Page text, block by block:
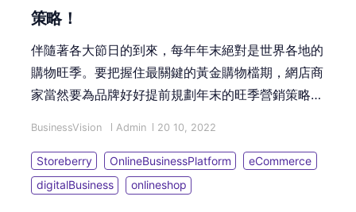
策略！
伴隨著各大節日的到來，每年年末絕對是世界各地的
購物旺季。要把握住最關鍵的黃金購物檔期，網店商
家當然要為品牌好好提前規劃年末的旺季營銷策略！
的策劃懶人包，助您秒懂網店最有效的節日營銷技
巧！
BusinessVision Admin 20 10, 2022
Storeberry OnlineBusinessPlatform
eCommerce
digitalBusiness
onlineshop